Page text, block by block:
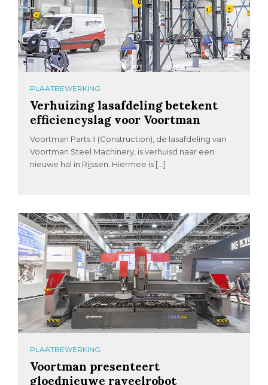
PLAATBEWERKING
Verhuizing lasafdeling betekent
efficiencyslag voor Voortman
Voortman Parts II (Construction), de lasafdeling van
Voortman Steel Machinery, is verhuisd naar een
nieuwe hal in Rijssen. Hiermee is […]
PLAATBEWERKING
Voortman presenteert
gloednieuwe raveelrobot